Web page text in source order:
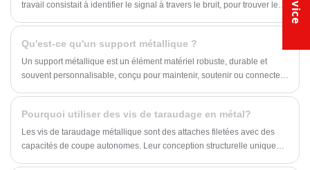
travail consistait à identifier le signal à travers le bruit, pour trouver les
demeure. Lorsqu’il s’agissait de protéger mes outils, le choix était clair.
J'ai choisi une boîte à outils en métal, en particulier celle de Huimei.
Laissez-moi vous expliquer pourquoi cette décision est une évidence
Qu'est-ce qu'un support métallique ?
Un support métallique est un élément matériel robuste, durable et
souvent personnalisable, conçu pour maintenir, soutenir ou connecter
métalliques sont connus pour leur solidité, leur durabilité et leur
résistance à la corrosion. Ils se présentent sous différentes formes,
tailles et configurations pour répondre à différents besoins et
Pourquoi utiliser des vis de taraudage en métal?
Les vis de taraudage métallique sont des attaches filetées avec des
capacités de coupe autonomes. Leur conception structurelle unique